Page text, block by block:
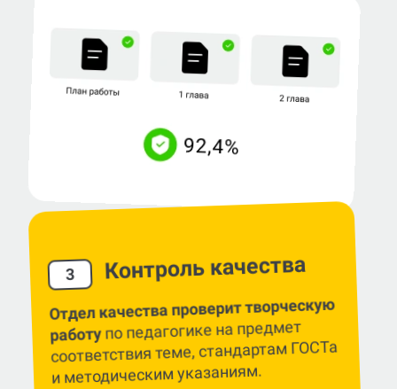
3 Контроль качества
Отдел качества проверит творческую
работупо педагогике на предмет
соответствия теме, стандартам ГОСТа
и методическим указаниям.